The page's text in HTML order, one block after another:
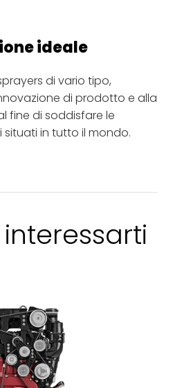
ideale
di vario tipo,
di prodotto e alla
fine di soddisfare le
situati in tutto il mondo.